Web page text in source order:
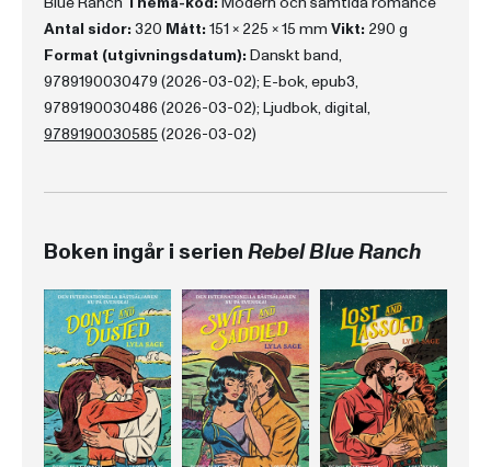
Antal sidor: 320 Mått: 151 x 225 x 15 mm Vikt: 290 g
Format (utgivningsdatum): Danskt band,
9789190030479 (2026-03-02); E-bok, epub3,
9789190030486 (2026-03-02); Ljudbok, digital,
9789190030585 (2026-03-02)
Boken ingår i serienRebel Blue Ranch